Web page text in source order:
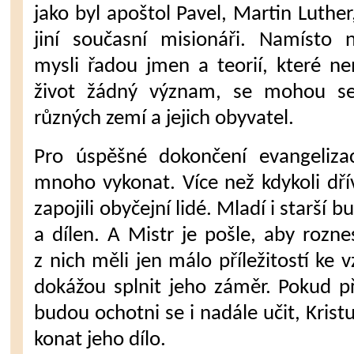
jako byl apoštol Pavel, Martin
jiní současní misionáři. Namísto
mysli řadou jmen a teorií, které
život žádný význam, se mohou
různých zemí a jejich obyvatel.
Pro úspěšné dokončení
mnoho vykonat. Více než kdykoli
zapojili obyčejní lidé. Mladí i starší
a dílen. A Mistr je pošle, aby
z nich měli jen málo příležitostí ke
dokážou splnit jeho záměr. Pokud
budou ochotni se i nadále učit,
konat jeho dílo.